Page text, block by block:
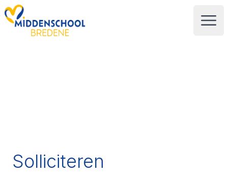
Your Company
Solliciteren